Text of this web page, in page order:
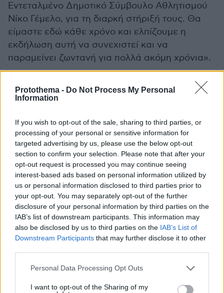
Protothema - Do Not Process My Personal
Information
If you wish to opt-out of the sale, sharing to third parties, or
processing of your personal or sensitive information for
targeted advertising by us, please use the below opt-out
section to confirm your selection. Please note that after your
opt-out request is processed you may continue seeing
interest-based ads based on personal information utilized by
us or personal information disclosed to third parties prior to
your opt-out. You may separately opt-out of the further
disclosure of your personal information by third parties on the
IAB’s list of downstream participants. This information may
also be disclosed by us to third parties on the IAB’s List of
Downstream Participants that may further disclose it to other
Please note that this website/app uses one or more Google
not limited to your visit or usage behaviour. You may click to
Personal Data Processing Opt Outs
I want to opt-out of the Sharing of my
Εντεταλμένο Δημοτικό Σύμβουλο Αθλητισμού
Νίκο Γέμελο, για τη διαρκή στήριξή τους. Θα
είμαστε εδώ κάθε χρόνο και ελπίζουμε η
εκδήλωση αυτή να συνεχιστεί και να
παραμείνει ζωντανή για πολλά ακόμη χρόνια».